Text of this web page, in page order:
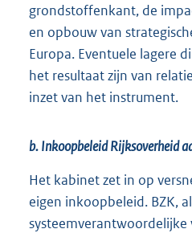
grondstoffenkant, de
en opbouw van
Europa. Eventuele lagere
het resultaat zijn van
inzet van het instrument.
b. Inkoopbeleid Rijksoverheid
Het kabinet zet in op
eigen inkoopbeleid. BZK,
systeemverantwoordelijke